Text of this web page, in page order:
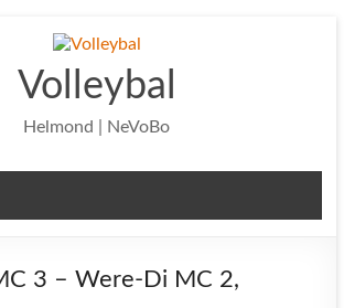
Volleybal
Helmond | NeVoBo
3 – Were-Di MC 2,